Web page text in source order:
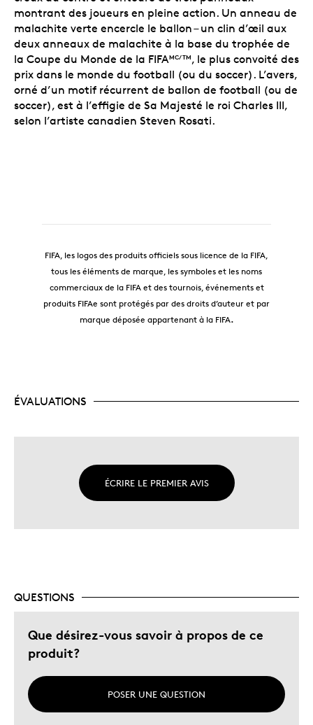
montrant des joueurs en pleine action. Un anneau de
malachite verte encercle le ballon– un clin d’œil aux
deux anneaux de malachite à la base du trophée de
la Coupe du Monde de la FIFAMC/TM, le plus convoité des
prix dans le monde du football (ou du soccer). L’avers,
orné d’un motif récurrent de ballon de football (ou de
soccer), est à l’effigie de Sa Majesté le roi Charles III,
selon l’artiste canadien Steven Rosati.
FIFA, les logos des produits officiels sous licence de la FIFA,
tous les éléments de marque, les symboles et les noms
commerciaux de la FIFA et des tournois, événements et
produits FIFAe sont protégés par des droits d’auteur et par
marque déposée appartenant à la FIFA.
ÉVALUATIONS
ÉCRIRE LE PREMIER AVIS
QUESTIONS
Que désirez-vous savoir à propos de ce
produit?
POSER UNE QUESTION